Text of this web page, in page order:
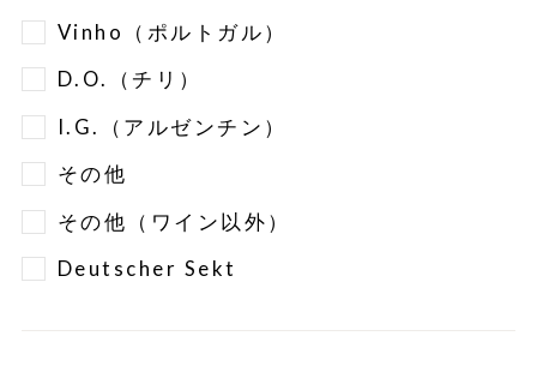
Vinho（ポルトガル）
D.O.（チリ）
I.G.（アルゼンチン）
その他
その他（ワイン以外）
Deutscher Sekt